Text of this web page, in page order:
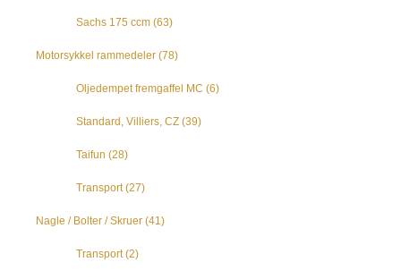
Sachs 175 ccm (63)
Motorsykkel rammedeler (78)
Oljedempet fremgaffel MC (6)
Standard, Villiers, CZ (39)
Taifun (28)
Transport (27)
Nagle / Bolter / Skruer (41)
Transport (2)